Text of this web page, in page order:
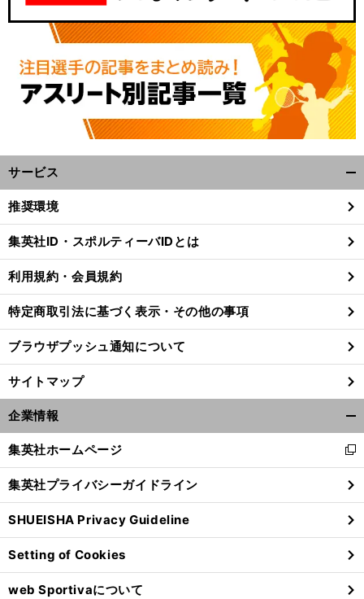
サービス
閉
る
推奨環境
集英社ID・スポルティーバIDとは
利用規約・会員規約
特定商取引法に基づく表示・その他の事項
ブラウザプッシュ通知について
サイトマップ
企業情報
閉
る
集英社ホームページ
新
し
い
ウ
ィ
ン
ド
ウ
で
集英社プライバシーガイドライン
SHUEISHA Privacy Guideline
Setting of Cookies
web Sportivaについて